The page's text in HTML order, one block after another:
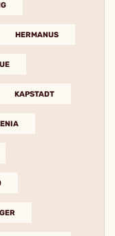
HERMANUS
KAPSTADT